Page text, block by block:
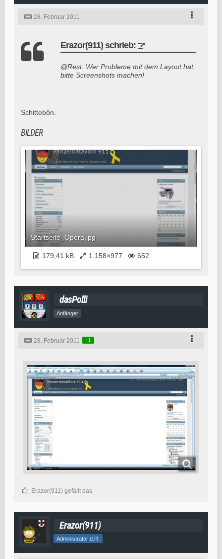
28. Februar 2011
Erazor(911) schrieb:
@Rest: Wer Probleme mit dem Layout hat,
bitte Screenshots machen!
Schittebön.
BILDER
Startseite_Opera.jpg
179,41 kB 1.158×977 652
dasPolli
Anfänger
28. Februar 2011 +1
Erazor(911) gefällt das.
Erazor(911)
Administrator d.R.